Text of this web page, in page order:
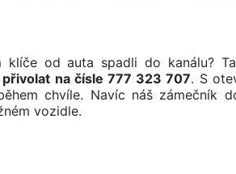
klíče od auta spadli do kanálu?
na čísle 777 323 707. S
chvíle. Navíc náš zámečník
vozidle.